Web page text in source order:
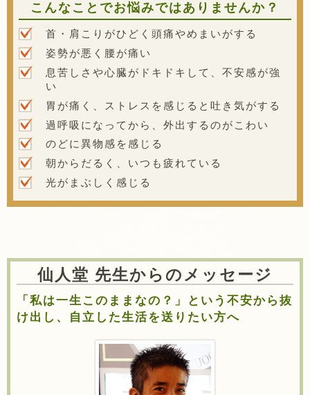
こんなことでお悩みではありませんか？
首・肩こりがひどく頭痛やめまいがする
姿勢が悪く腰が痛い
息苦しさや心臓がドキドキして、不安感が強
い
胃が痛く、ストレスを感じると吐き気がする
過呼吸になってから、外出するのがこわい
のどに異物感を感じる
朝からだるく、いつも疲れている
光がまぶしく感じる
仙人堂 先生からのメッセージ
「私は一生このままなの？」という不安から抜
け出し、自立した生活を送りたい方へ